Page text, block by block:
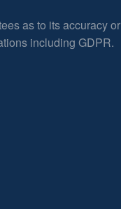
as to its accuracy or
including GDPR.